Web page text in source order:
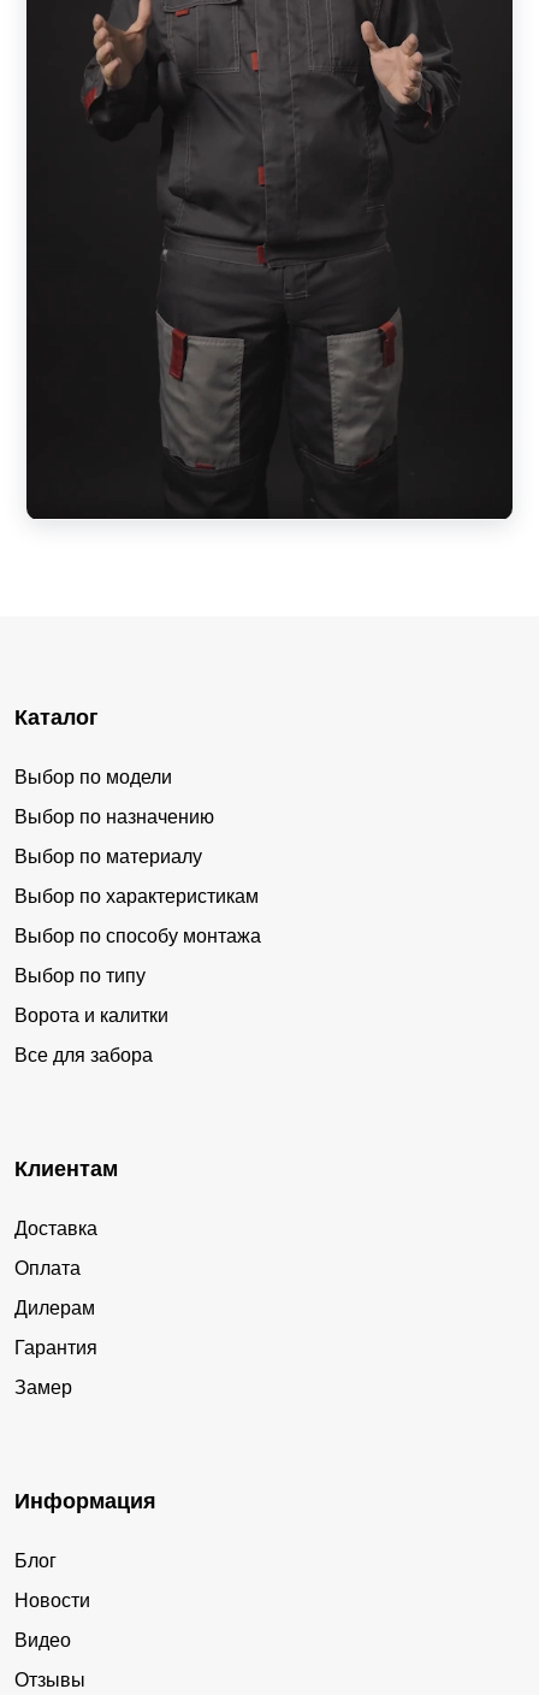
Каталог
Выбор по модели
Выбор по назначению
Выбор по материалу
Выбор по характеристикам
Выбор по способу монтажа
Выбор по типу
Ворота и калитки
Все для забора
Клиентам
Доставка
Оплата
Дилерам
Гарантия
Замер
Информация
Блог
Новости
Видео
Отзывы